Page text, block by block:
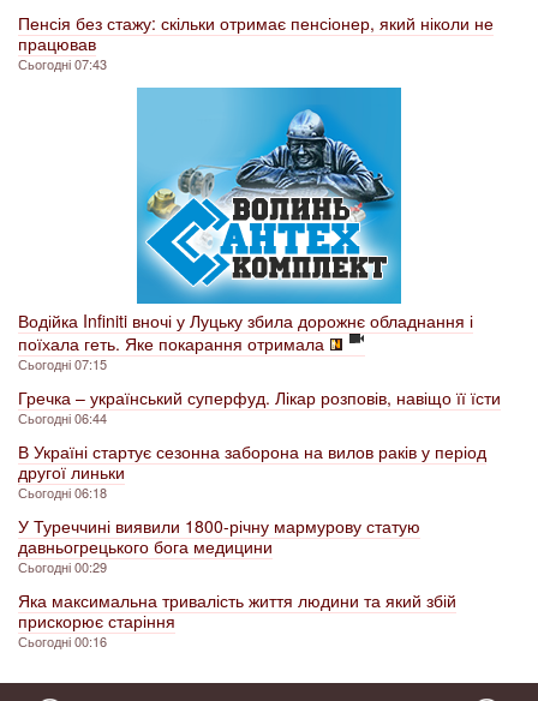
Пенсія без стажу: скільки отримає пенсіонер, який ніколи не
працював
Сьогодні 07:43
Водійка Infiniti вночі у Луцьку збила дорожнє обладнання і
поїхала геть. Яке покарання отримала
Сьогодні 07:15
Гречка – український суперфуд. Лікар розповів, навіщо її їсти
Сьогодні 06:44
В Україні стартує сезонна заборона на вилов раків у період
другої линьки
Сьогодні 06:18
У Туреччині виявили 1800-річну мармурову статую
давньогрецького бога медицини
Сьогодні 00:29
Яка максимальна тривалість життя людини та який збій
прискорює старіння
Сьогодні 00:16